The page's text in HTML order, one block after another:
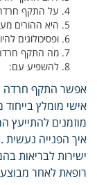
על התקף חרדה
היא ההורים
ופסיכולוגים
מה התקף
להשפיע עם:
אפשר התקף חרדה
אישי מומלץ
מוזמנים להתייעץ
איך הפנייה נעשית .
ישירות לבריאות
רופאת לאחר מבוצע